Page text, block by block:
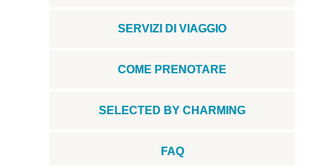
SERVIZI DI VIAGGIO
COME PRENOTARE
SELECTED BY CHARMING
FAQ